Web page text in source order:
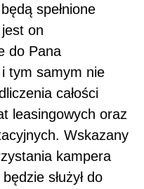
spełnione
on
do Pana
i tym samym nie
całości
leasingowych oraz
Wskazany
kampera
służył do